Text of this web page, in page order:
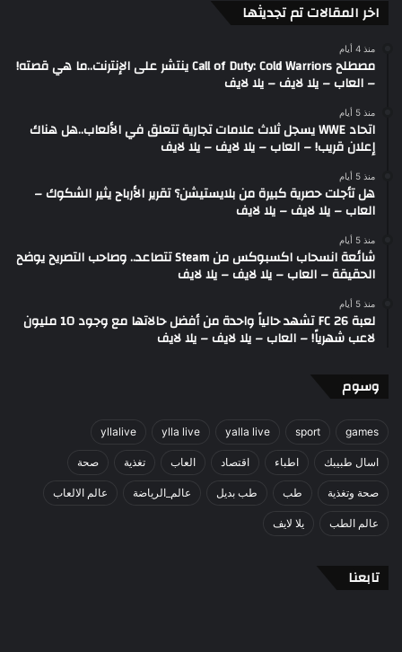
اخر المقالات تم تجديثها
منذ 4 أيام
مصطلح Call of Duty: Cold Warriors ينتشر على الإنترنت..ما هي قصته!
– العاب – يلا لايف – يلا لايف
منذ 5 أيام
اتحاد WWE يسجل ثلاث علامات تجارية تتعلق في الألعاب..هل هناك
إعلان قريب! – العاب – يلا لايف – يلا لايف
منذ 5 أيام
هل تأجلت حصرية كبيرة من بلايستيشن؟ تقرير الأرباح يثير الشكوك –
العاب – يلا لايف – يلا لايف
منذ 5 أيام
شائعة انسحاب اكسبوكس من Steam تتصاعد.. وصاحب التصريح يوضح
الحقيقة – العاب – يلا لايف – يلا لايف
منذ 5 أيام
لعبة FC 26 تشهد حالياً واحدة من أفضل حالاتها مع وجود 10 مليون
لاعب شهرياً! – العاب – يلا لايف – يلا لايف
وسوم
games
sport
yalla live
ylla live
yllalive
اسال طبيبك اطباء اقتصاد العاب تغذية صحة
صحة وتغذية طب طب بديل عالم_الرياضة عالم الالعاب
عالم الطب يلا لايف
تابعنا